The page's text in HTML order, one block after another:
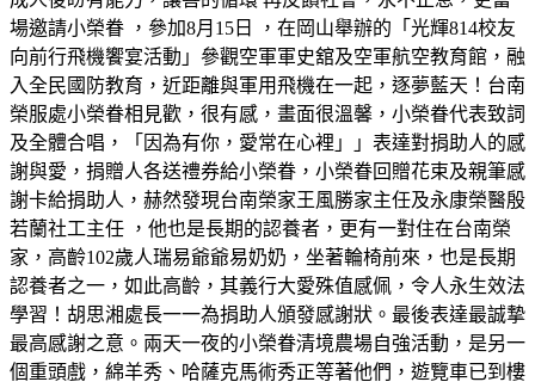
場邀請小榮眷 ，參加8月15日 ，在岡山舉辦的「光輝814校友
向前行飛機饗宴活動」參觀空軍軍史舘及空軍航空教育館，融
入全民國防教育，近距離與軍用飛機在一起，逐夢藍天！台南
榮服處小榮眷相見歡，很有感，畫面很溫馨，小榮眷代表致詞
及全體合唱，「因為有你，愛常在心裡」」表達對捐助人的感
謝與愛，捐贈人各送禮券給小榮眷，小榮眷回贈花束及親筆感
謝卡給捐助人，赫然發現台南榮家王風勝家主任及永康榮醫殷
若蘭社工主任 ，他也是長期的認養者，更有一對住在台南榮
家，高齡102歲人瑞易爺爺易奶奶，坐著輪椅前來，也是長期
認養者之一，如此高齡，其義行大愛殊值感佩，令人永生效法
學習！胡思湘處長一一為捐助人頒發感謝狀。最後表達最誠摯
最高感謝之意。兩天一夜的小榮眷清境農場自強活動，是另一
個重頭戲，綿羊秀、哈薩克馬術秀正等著他們，遊覽車已到樓